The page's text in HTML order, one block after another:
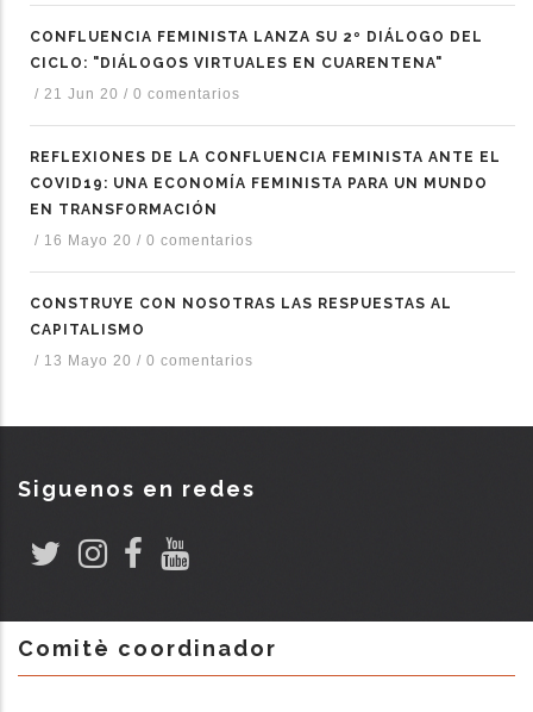
CONFLUENCIA FEMINISTA LANZA SU 2º DIÁLOGO DEL
CICLO: "DIÁLOGOS VIRTUALES EN CUARENTENA"
/ 21 Jun 20 / 0 comentarios
REFLEXIONES DE LA CONFLUENCIA FEMINISTA ANTE EL
COVID19: UNA ECONOMÍA FEMINISTA PARA UN MUNDO
EN TRANSFORMACIÓN
/ 16 Mayo 20 / 0 comentarios
CONSTRUYE CON NOSOTRAS LAS RESPUESTAS AL
CAPITALISMO
/ 13 Mayo 20 / 0 comentarios
Siguenos en redes
Comitè coordinador